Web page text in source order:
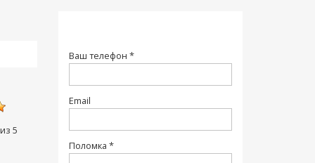
5
Ваш телефон *
Email
Поломка *